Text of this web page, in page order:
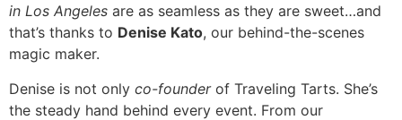
in Los Angeles are as seamless as they are sweet…and
that’s thanks to Denise Kato, our behind-the-scenes
magic maker.
Denise is not only co-founderof Traveling Tarts. She’s
the steady hand behind every event. From our